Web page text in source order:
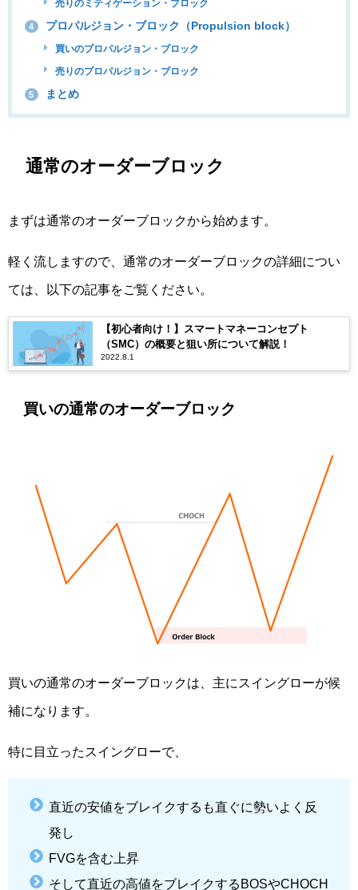
売りのミティゲーション・ブロック
4 プロパルジョン・ブロック（Propulsion block）
買いのプロパルジョン・ブロック
売りのプロパルジョン・ブロック
5 まとめ
通常のオーダーブロック
まずは通常のオーダーブロックから始めます。
軽く流しますので、通常のオーダーブロックの詳細につい
ては、以下の記事をご覧ください。
【初心者向け！】スマートマネーコンセプト
（SMC）の概要と狙い所について解説！
2022.8.1
買いの通常のオーダーブロック
買いの通常のオーダーブロックは、主にスイングローが候
補になります。
特に目立ったスイングローで、
直近の安値をブレイクするも直ぐに勢いよく反
発し
FVGを含む上昇
そして直近の高値をブレイクするBOSやCHOCH